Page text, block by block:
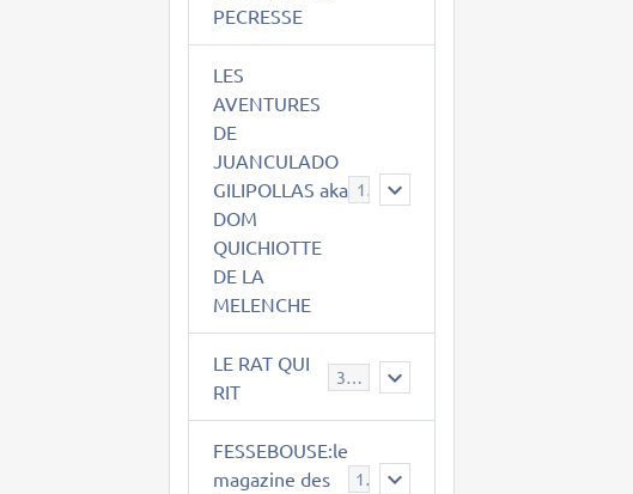
PECRESSE
LES
AVENTURES
DE
JUANCULADO
GILIPOLLAS aka
DOM
QUICHIOTTE
DE LA
MELENCHE
119
LE RAT QUI
RIT
395
FESSEBOUSE:le
magazine des
19